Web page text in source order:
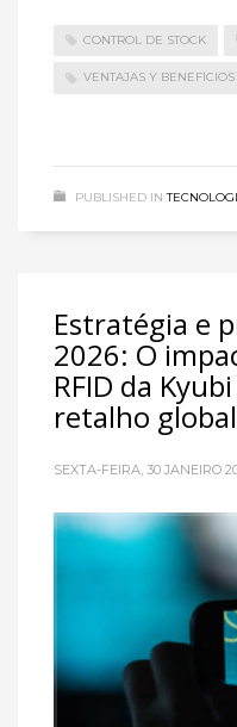
CONTROL DE STOCK
VENTAJAS Y BENEFICIOS
PUBLISHED IN
Estratégia e
2026: O
RFID da
retalho global
SEXTA-FEIRA, 30 JANEIRO